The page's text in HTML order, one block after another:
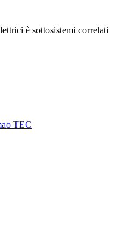
è sottosistemi correlati
TEC